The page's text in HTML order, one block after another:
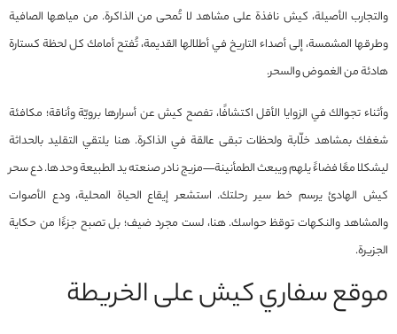
والتجارب الأصيلة، كيش نافذة على مشاهد لا تُمحى من الذاكرة. من مياهها الصافية
وطرقها المشمسة، إلى أصداء التاريخ في أطلالها القديمة، تُفتح أمامك كل لحظة كستارة
هادئة من الغموض والسحر.
وأثناء تجوالك في الزوايا الأقل اكتشافًا، تفصح كيش عن أسرارها برويّة وأناقة؛ مكافئة
شغفك بمشاهد خلّابة ولحظات تبقى عالقة في الذاكرة. هنا يلتقي التقليد بالحداثة
ليشكلا معًا فضاءً يلهم ويبعث الطمأنينة—مزيج نادر صنعته يد الطبيعة وحدها. دع سحر
كيش الهادئ يرسم خط سير رحلتك. استشعر إيقاع الحياة المحلية، ودع الأصوات
والمشاهد والنكهات توقظ حواسك. هنا، لست مجرد ضيف؛ بل تصبح جزءًا من حكاية
الجزيرة.
موقع سفاري كيش على الخريطة